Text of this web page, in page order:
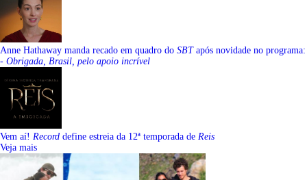
Anne Hathaway manda recado em quadro do SBTapós novidade no programa:
- Obrigada, Brasil, pelo apoio incrível
Vem aí! Record define estreia da 12ª temporada de Reis
Veja mais